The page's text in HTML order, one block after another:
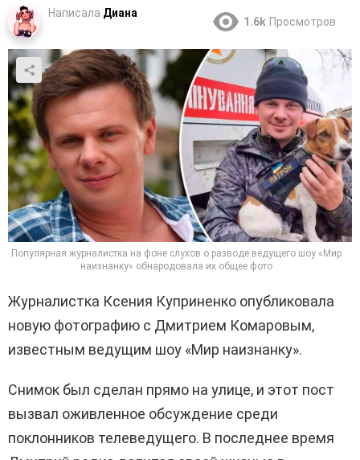
Написала Диана
1.6k Просмотров
Популярная журналистка на фоне слухов о разводе ведущего шоу «Мир
наизнанку» обнародовала их общее фото
Журналистка Ксения Куприненко опубликовала
новую фотографию с Дмитрием Комаровым,
известным ведущим шоу «Мир наизнанку».
Снимок был сделан прямо на улице, и этот пост
вызвал оживленное обсуждение среди
поклонников телеведущего. В последнее время